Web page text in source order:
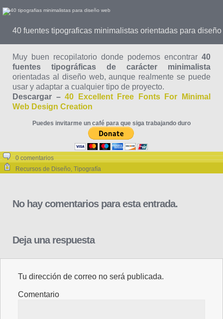
40 fuentes tipograficas minimalistas orientadas para
Muy buen recopilatorio donde podemos encontrar 40
fuentes tipográficas de carácter minimalista
orientadas al diseño web, aunque realmente se puede
usar y adaptar a cualquier tipo de proyecto.
Descargar –40 Excellent Free Fonts For Minimal
Web Design Creation
Puedes invitarme un café para que siga trabajando duro
0 comentarios
Recursos de Diseño, Tipografía
No hay comentarios para esta entrada.
Deja una respuesta
Tu dirección de correo no será publicada.
Comentario